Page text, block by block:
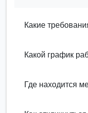
Какие
Какой график
Где находится